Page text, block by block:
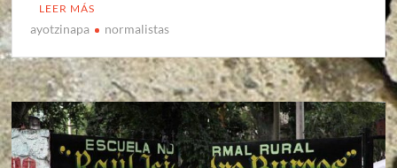
LEER MÁS
ayotzinapa normalistas